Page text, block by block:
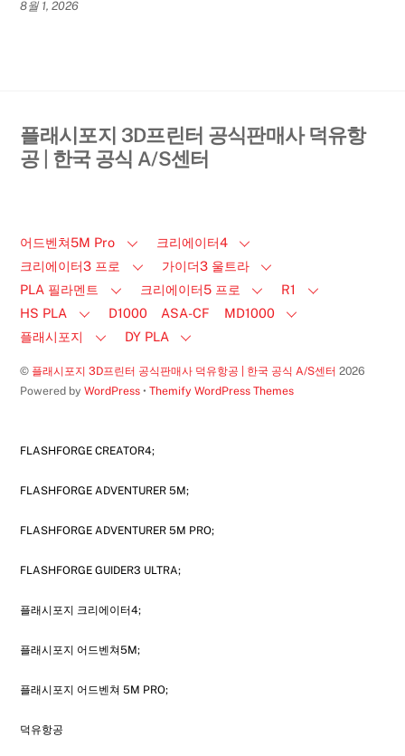
8월 1, 2026
플래시포지 3D프린터 공식판매사 덕유항
공 | 한국 공식 A/S센터
어드벤쳐5M Pro
크리에이터4
크리에이터3 프로
가이더3 울트라
PLA 필라멘트
크리에이터5 프로
R1
HS PLA
D1000 ASA-CF
MD1000
플래시포지
DY PLA
© 플래시포지 3D프린터 공식판매사 덕유항공 | 한국 공식 A/S센터 2026
Powered byWordPress •Themify WordPress Themes
FLASHFORGE CREATOR4;
FLASHFORGE ADVENTURER 5M;
FLASHFORGE ADVENTURER 5M PRO;
FLASHFORGE GUIDER3 ULTRA;
플래시포지 크리에이터4;
플래시포지 어드벤쳐5M;
플래시포지 어드벤쳐 5M PRO;
덕유항공